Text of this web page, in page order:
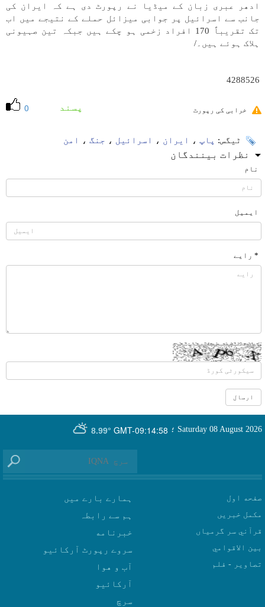
ادھر عبری زبان کے میڈیا نے رپورٹ دی ہے کہ ایران کی
جانب سے اسرائیل پر جوابی میزائل حملے کے نتیجے میں اب
تک تقریباً 170 افراد زخمی ہو چکے ہیں جبکہ تین صہیونی
ہلاک ہوئے ہیں۔/
4288526
0 پسند خرابی کی رپورٹ
ٹیگس: پاپ ، ایران ، اسرائیل ، جنگ ، امن
نظرات بینندگان
نام
ایمیل
* رایے
GMT-09:14:58
8.99° Saturday 08 August 2026 ؛
صفحه اول
مکمل خبریں
قرآني سر گرمياں
بين الاقوامي
تصاوير - فلم
ہمارے بارے میں
ہم سے رابطہ
سروے رپورٹ آرکائیو
آب و هوا
سرچ